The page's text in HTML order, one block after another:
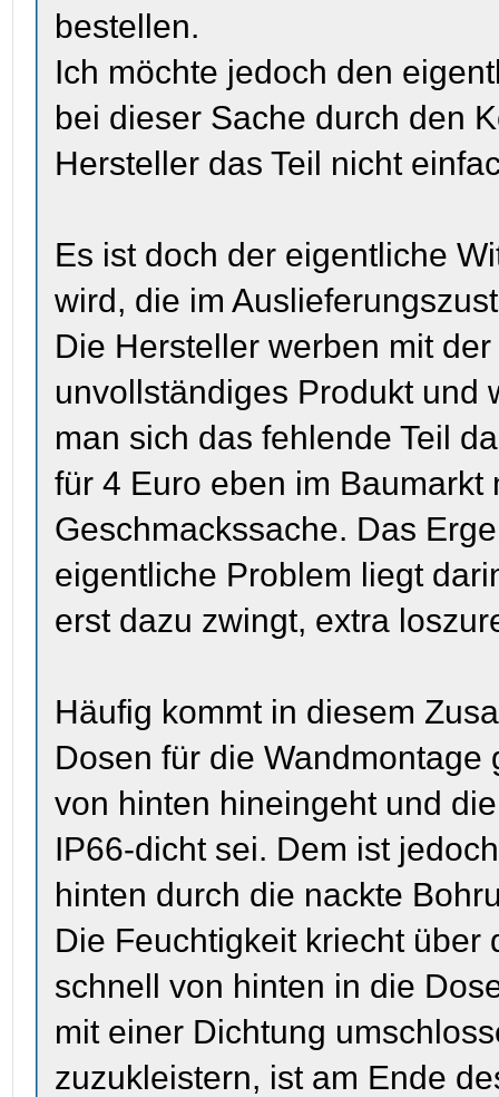
bestellen.
Ich möchte jedoch den
bei dieser Sache durch den
Hersteller das Teil nicht
Es ist doch der eigentliche
wird, die im
Die Hersteller werben mit
unvollständiges Produkt und
man sich das fehlende Teil
für 4 Euro eben im
Geschmackssache. Das
eigentliche Problem liegt
erst dazu zwingt, extra
Häufig kommt in diesem
Dosen für die
von hinten hineingeht und
IP66-dicht sei. Dem ist
hinten durch die nackte
Die Feuchtigkeit kriecht
schnell von hinten in die
mit einer Dichtung
zuzukleistern, ist am Ende